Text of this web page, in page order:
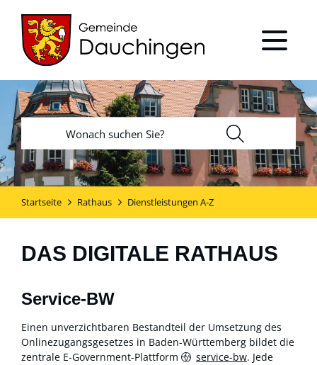
Startseite Rathaus Dienstleistungen A-Z
DAS DIGITALE RATHAUS
Service-BW
Einen unverzichtbaren Bestandteil der Umsetzung des
Onlinezugangsgesetzes in Baden-Württemberg bildet die
zentrale E-Government-Plattform
service-bw. Jede